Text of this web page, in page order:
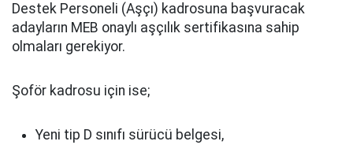
Destek Personeli (Aşçı) kadrosuna başvuracak
adayların MEB onaylı aşçılık sertifikasına sahip
olmaları gerekiyor.
Şoför kadrosu için ise;
Yeni tip D sınıfı sürücü belgesi,